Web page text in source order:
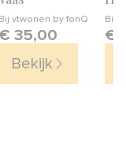
Bij vtwonen by fonQ
€ 35,00
Bekijk
Bij
€